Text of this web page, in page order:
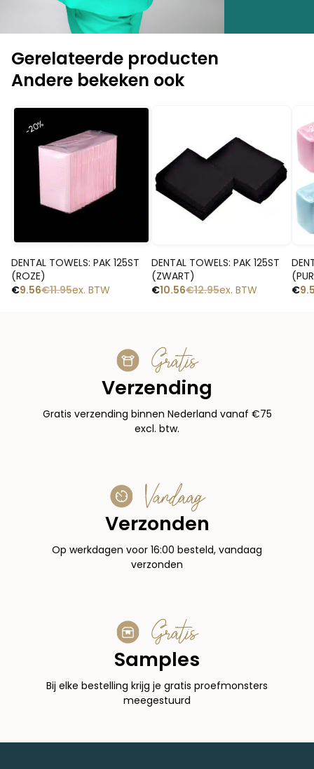
Gerelateerde producten
Andere bekeken ook
-20%
DENTAL TOWELS: PAK 125ST
(ROZE)
€11.95
€9.56 ex. BTW
DENTAL TOWELS: PAK 125ST
(ZWART)
€12.95
€10.56 ex. BTW
-
€
Gratis
Verzending
Gratis verzending binnen Nederland vanaf €75
excl. btw.
Vandaag
Verzonden
Op werkdagen voor 16:00 besteld, vandaag
verzonden
Gratis
Samples
Bij elke bestelling krijg je gratis proefmonsters
meegestuurd